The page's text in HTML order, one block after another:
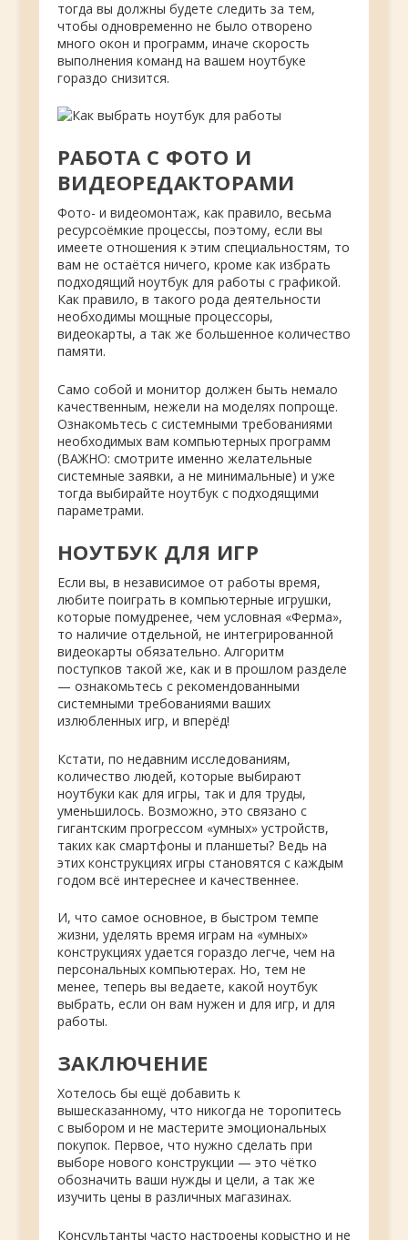
тогда вы должны будете следить за тем,
чтобы одновременно не было отворено
много окон и программ, иначе скорость
выполнения команд на вашем ноутбуке
гораздо снизится.
РАБОТА С ФОТО И
ВИДЕОРЕДАКТОРАМИ
Фото- и видеомонтаж, как правило, весьма
ресурсоёмкие процессы, поэтому, если вы
имеете отношения к этим специальностям, то
вам не остаётся ничего, кроме как избрать
подходящий ноутбук для работы с графикой.
Как правило, в такого рода деятельности
необходимы мощные процессоры,
видеокарты, а так же большенное количество
памяти.
Само собой и монитор должен быть немало
качественным, нежели на моделях попроще.
Ознакомьтесь с системными требованиями
необходимых вам компьютерных программ
(ВАЖНО: смотрите именно желательные
системные заявки, а не минимальные) и уже
тогда выбирайте ноутбук с подходящими
параметрами.
НОУТБУК ДЛЯ ИГР
Если вы, в независимое от работы время,
любите поиграть в компьютерные игрушки,
которые помудренее, чем условная «Ферма»,
то наличие отдельной, не интегрированной
видеокарты обязательно. Алгоритм
поступков такой же, как и в прошлом разделе
— ознакомьтесь с рекомендованными
системными требованиями ваших
излюбленных игр, и вперёд!
Кстати, по недавним исследованиям,
количество людей, которые выбирают
ноутбуки как для игры, так и для труды,
уменьшилось. Возможно, это связано с
гигантским прогрессом «умных» устройств,
таких как смартфоны и планшеты? Ведь на
этих конструкциях игры становятся с каждым
годом всё интереснее и качественнее.
И, что самое основное, в быстром темпе
жизни, уделять время играм на «умных»
конструкциях удается гораздо легче, чем на
персональных компьютерах. Но, тем не
менее, теперь вы ведаете, какой ноутбук
выбрать, если он вам нужен и для игр, и для
работы.
ЗАКЛЮЧЕНИЕ
Хотелось бы ещё добавить к
вышесказанному, что никогда не торопитесь
с выбором и не мастерите эмоциональных
покупок. Первое, что нужно сделать при
выборе нового конструкции — это чётко
обозначить ваши нужды и цели, а так же
изучить цены в различных магазинах.
Консультанты часто настроены корыстно и не